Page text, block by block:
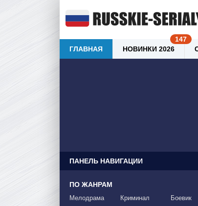
ПАНЕЛЬ НАВИГАЦИИ
ПО ЖАНРАМ
Мелодрама
Криминал
Боевик
ГЛАВНАЯ НОВИНКИ 2026